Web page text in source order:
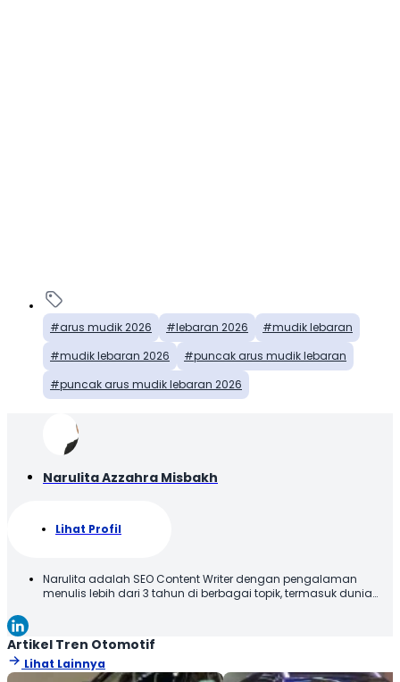
arus mudik 2026 lebaran 2026
mudik lebaran
mudik lebaran 2026
puncak arus mudik lebaran
puncak arus mudik lebaran 2026
Narulita Azzahra Misbakh
Lihat Profil
Narulita adalah SEO Content Writer dengan pengalaman
menulis lebih dari 3 tahun di berbagai topik, termasuk dunia
kepada para pembaca. Terima kasih telah membaca karya
tulis saya, semoga tulisan ini bisa bermanfaat!
Artikel Tren Otomotif
Lihat Lainnya